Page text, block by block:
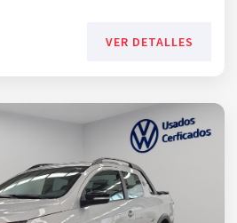
VER DETALLES